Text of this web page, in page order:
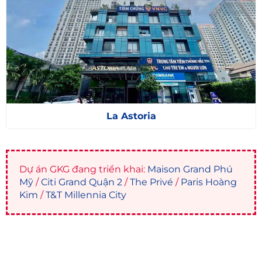
La Astoria
Dự án GKG đang triển khai: Maison Grand Phú
Mỹ /Citi Grand Quận 2 /The Privé / Paris Hoàng
Kim /T&T Millennia City